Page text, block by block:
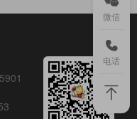
微信
电话